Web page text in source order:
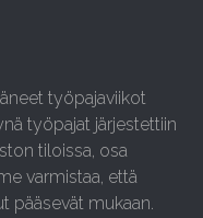
työpajaviikot
työpajat järjestettiin
tiloissa, osa
varmistaa, että
pääsevät mukaan.